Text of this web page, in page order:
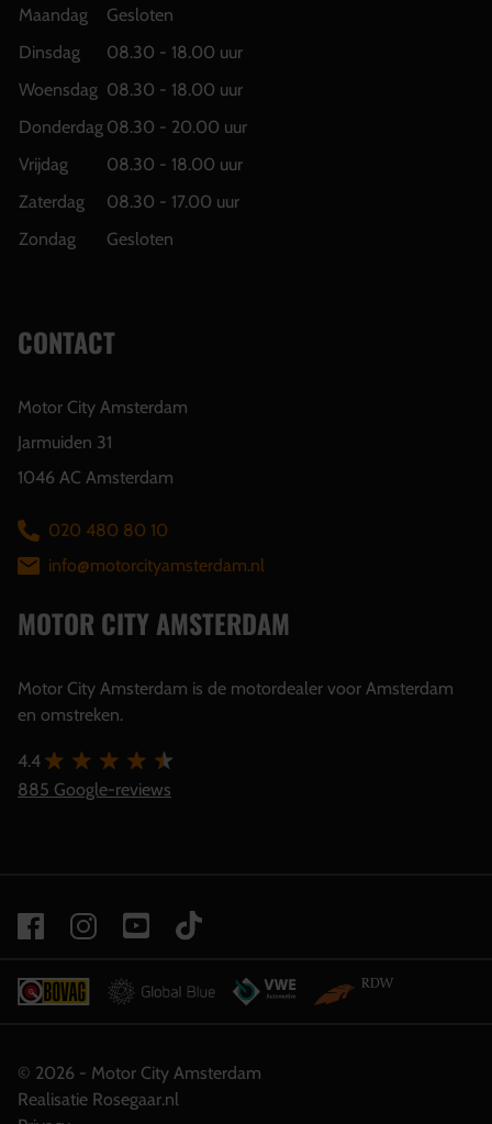
Maandag
Gesloten
Dinsdag
08.30 - 18.00 uur
Woensdag 08.30 - 18.00 uur
Donderdag 08.30 - 20.00 uur
Vrijdag
08.30 - 18.00 uur
Zaterdag
08.30 - 17.00 uur
Zondag
Gesloten
CONTACT
Motor City Amsterdam
Jarmuiden 31
1046 AC Amsterdam
020 480 80 10
info@motorcityamsterdam.nl
MOTOR CITY AMSTERDAM
Motor City Amsterdam is de motordealer voor Amsterdam
en omstreken.
4.4
885 Google-reviews
© 2026 - Motor City Amsterdam
Realisatie Rosegaar.nl